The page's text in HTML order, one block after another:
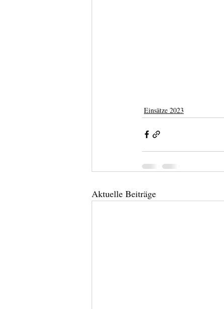
Einsätze 2023
Aktuelle Beiträge